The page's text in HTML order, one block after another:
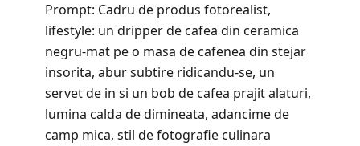
Prompt: Cadru de produs fotorealist,
lifestyle: un dripper de cafea din ceramica
negru-mat pe o masa de cafenea din stejar
insorita, abur subtire ridicandu-se, un
servet de in si un bob de cafea prajit alaturi,
lumina calda de dimineata, adancime de
camp mica, stil de fotografie culinara